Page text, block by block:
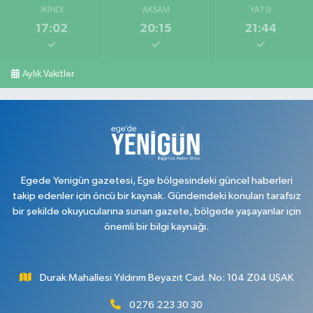
İKINDI
17:02
AKŞAM
20:15
YATSI
21:44
Aylık Vakitler
Egede Yenigün gazetesi, Ege bölgesindeki güncel haberleri
takip edenler için öncü bir kaynak. Gündemdeki konuları tarafsız
bir şekilde okuyucularına sunan gazete, bölgede yaşayanlar için
önemli bir bilgi kaynağı.
Durak Mahallesi Yıldırım Beyazıt Cad. No: 104 Z04 UŞAK
0276 223 30 30